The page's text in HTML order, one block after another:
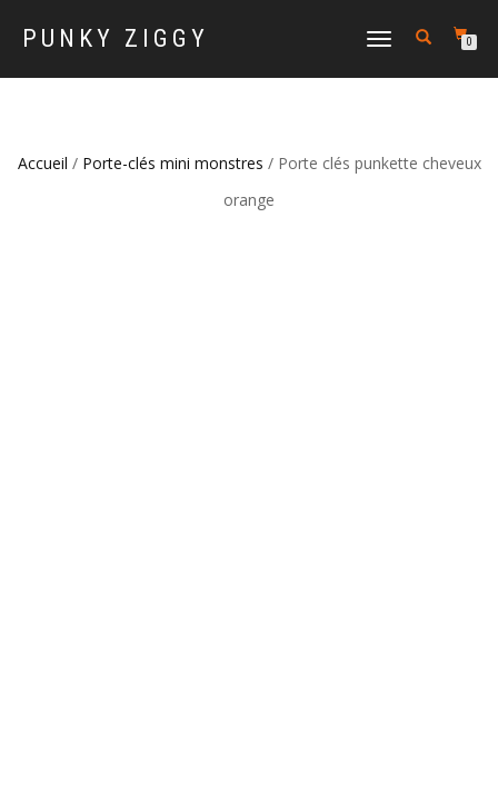
PUNKY ZIGGY DÉPLIER LA NAVIGATION
0
Accueil / Porte-clés mini monstres / Porte clés punkette cheveux
orange